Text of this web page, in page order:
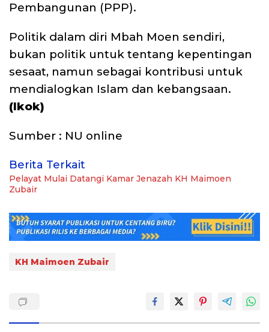
Pembangunan (PPP).
Politik dalam diri Mbah Moen sendiri,
bukan politik untuk tentang kepentingan
sesaat, namun sebagai kontribusi untuk
mendialogkan Islam dan kebangsaan.
(Ikok)
Sumber : NU online
Berita Terkait
Pelayat Mulai Datangi Kamar Jenazah KH Maimoen
Zubair
KH Maimoen Zubair